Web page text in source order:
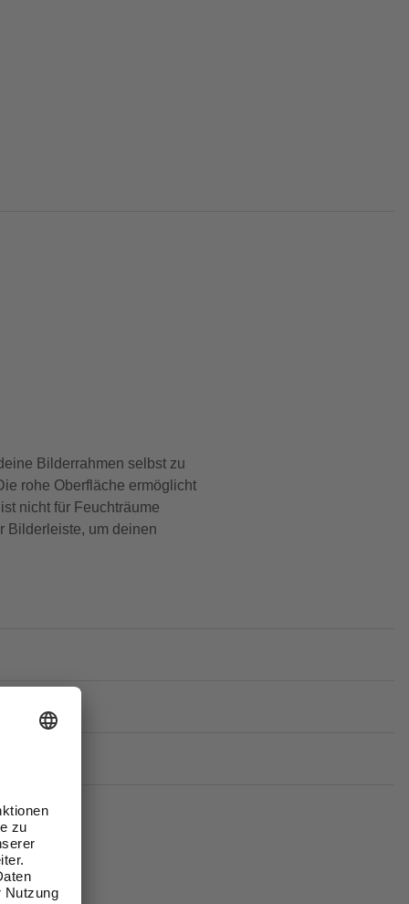
Bilderrahmen selbst zu
rohe Oberfläche ermöglicht
nicht für Feuchträume
Bilderleiste, um deinen